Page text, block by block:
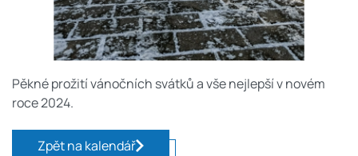
Pěkné prožití vánočních svátků a vše nejlepší v novém
roce 2024.
Zpět na kalendář